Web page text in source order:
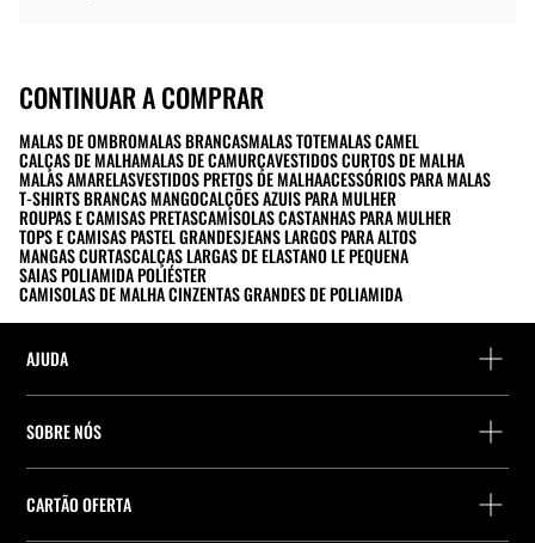
CONTINUAR A COMPRAR
MALAS DE OMBROMALAS BRANCASMALAS TOTEMALAS CAMEL
CALÇAS DE MALHAMALAS DE CAMURÇAVESTIDOS CURTOS DE MALHA
MALAS AMARELASVESTIDOS PRETOS DE MALHAACESSÓRIOS PARA MALAS
T-SHIRTS BRANCAS MANGOCALÇÕES AZUIS PARA MULHER
ROUPAS E CAMISAS PRETASCAMISOLAS CASTANHAS PARA MULHER
TOPS E CAMISAS PASTEL GRANDESJEANS LARGOS PARA ALTOS
MANGAS CURTASCALÇAS LARGAS DE ELASTANO LE PEQUENA
SAIAS POLIAMIDA POLIÉSTER
CAMISOLAS DE MALHA CINZENTAS GRANDES DE POLIAMIDA
AJUDA
Localiza a tua encomenda
Localizador de pontos de entrega
SOBRE NÓS
Empresa
CARTÃO OFERTA